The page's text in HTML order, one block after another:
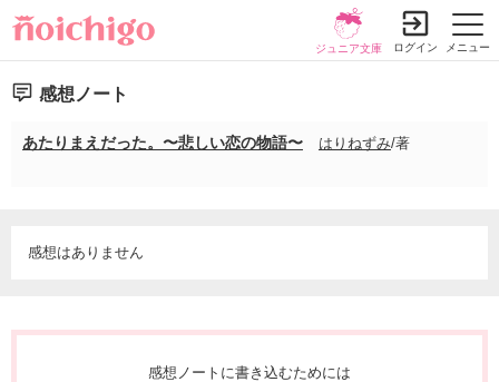
メニュー
ジュニア文庫 ログイン
感想ノート
あたりまえだった。〜悲しい恋の物語〜 はりねずみ/著
感想はありません
感想ノートに書き込むためには